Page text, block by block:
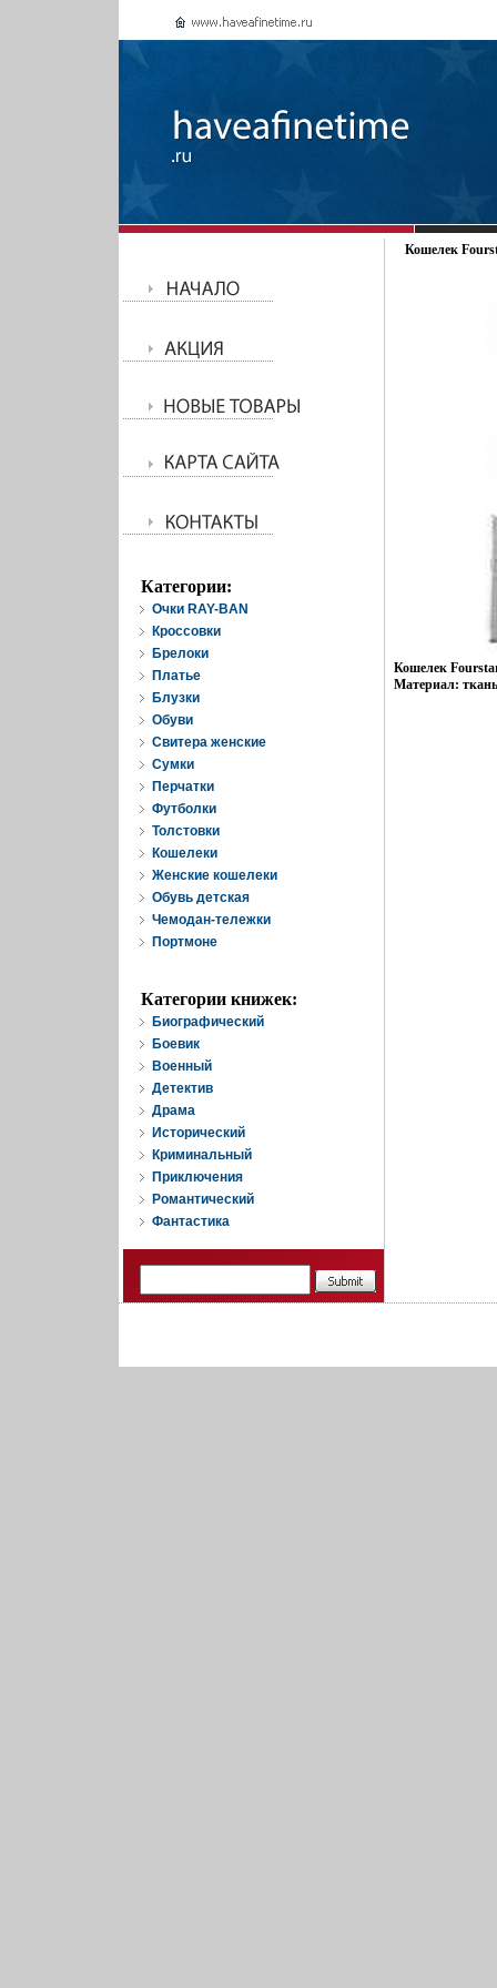
Категории:
Очки RAY-BAN
Кроссовки
Брелоки
Платье
Блузки
Обуви
Свитера женские
Cумки
Перчатки
Футболки
Толстовки
Кошелеки
Женские кошелеки
Обувь детская
Чемодан-тележки
Портмоне
Категории книжек:
Биографический
Боевик
Военный
Детектив
Драма
Исторический
Криминальный
Приключения
Романтический
Фантастика
Кошелек
Кошелек
Материал: